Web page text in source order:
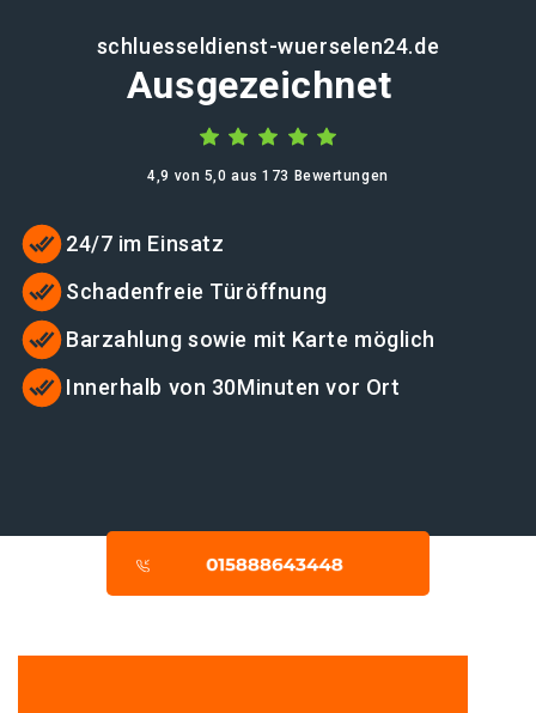
schluesseldienst-wuerselen24.de
Ausgezeichnet
4,9 von 5,0 aus 173 Bewertungen
24/7 im Einsatz
Schadenfreie Türöffnung
Barzahlung sowie mit Karte möglich
Innerhalb von 30Minuten vor Ort